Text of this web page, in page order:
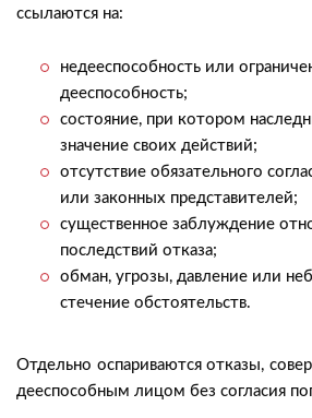
ссылаются на:
недееспособность или
дееспособность;
состояние, при котором
значение своих действий;
отсутствие обязательного
или законных представителей;
существенное заблуждение
последствий отказа;
обман, угрозы, давление или
стечение обстоятельств.
Отдельно оспариваются отказы,
дееспособным лицом без согласия